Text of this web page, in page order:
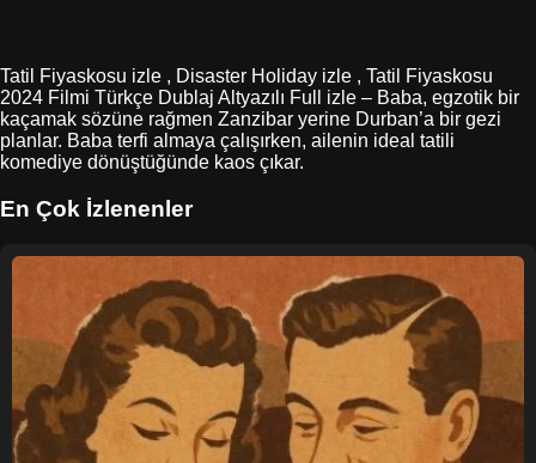
Tatil Fiyaskosu izle , Disaster Holiday izle , Tatil Fiyaskosu
2024 Filmi Türkçe Dublaj Altyazılı Full izle – Baba, egzotik bir
kaçamak sözüne rağmen Zanzibar yerine Durban’a bir gezi
planlar. Baba terfi almaya çalışırken, ailenin ideal tatili
komediye dönüştüğünde kaos çıkar.
En Çok İzlenenler